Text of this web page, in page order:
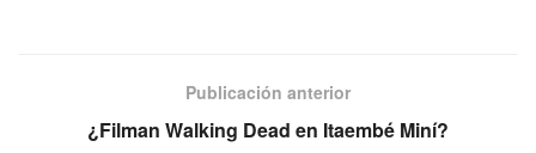
Publicación anterior
¿Filman Walking Dead en Itaembé Miní?